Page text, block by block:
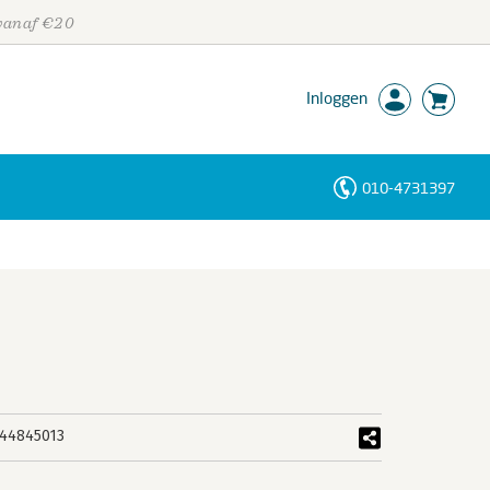
€20
Inloggen
010-4731397
Personen